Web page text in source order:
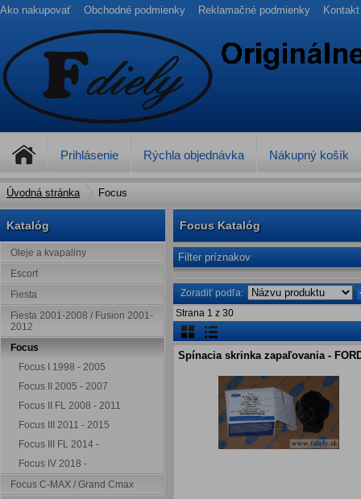
Ako nakupovať Obchodné podmienky Reklamačné podmienky Kontakt
Prihlásenie Rýchla objednávka Nákupný košík
Úvodná stránka Focus
Katalóg
Oleje a kvapaliny
Escort
Fiesta
Fiesta 2001-2008 / Fusion 2001-
2012
Focus
Focus I 1998 - 2005
Focus II 2005 - 2007
Focus II FL 2008 - 2011
Focus III 2011 - 2015
Focus III FL 2014 -
Focus IV 2018 -
Focus C-MAX / Grand Cmax
Focus Katalóg
Filter príznakov
Zoradiť podľa:
Strana 1 z 30
Spínacia skrinka zapaľovania -